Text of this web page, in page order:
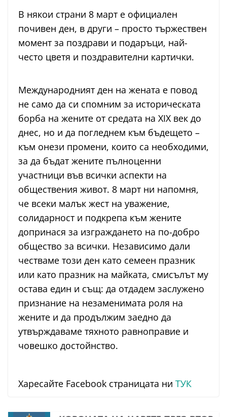
В някои страни 8 март е официален
почивен ден, в други – просто тържествен
момент за поздрави и подаръци, най-
често цветя и поздравителни картички.
Международният ден на жената е повод
не само да си спомним за историческата
борба на жените от средата на XIX век до
днес, но и да погледнем към бъдещето –
към онези промени, които са необходими,
за да бъдат жените пълноценни
участници във всички аспекти на
обществения живот. 8 март ни напомня,
че всеки малък жест на уважение,
солидарност и подкрепа към жените
допринася за изграждането на по-добро
общество за всички. Независимо дали
честваме този ден като семеен празник
или като празник на майката, смисълът му
остава един и същ: да отдадем заслужено
признание на незаменимата роля на
жените и да продължим заедно да
утвърждаваме тяхното равноправие и
човешко достойнство.
Харесайте Facebook страницата ни ТУК